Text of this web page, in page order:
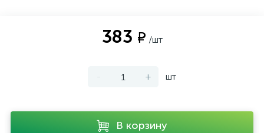
383 ₽ /шт
- + шт
В корзину